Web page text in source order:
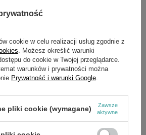
Masz pytania?
cookie w celu realizacji usług zgodnie z
. Możesz określić warunki
do cookie w Twojej przeglądarce.
warunków i prywatności można
Prywatność i warunki Google
pliki cookie (wymagane)
Zawsze
aktywne